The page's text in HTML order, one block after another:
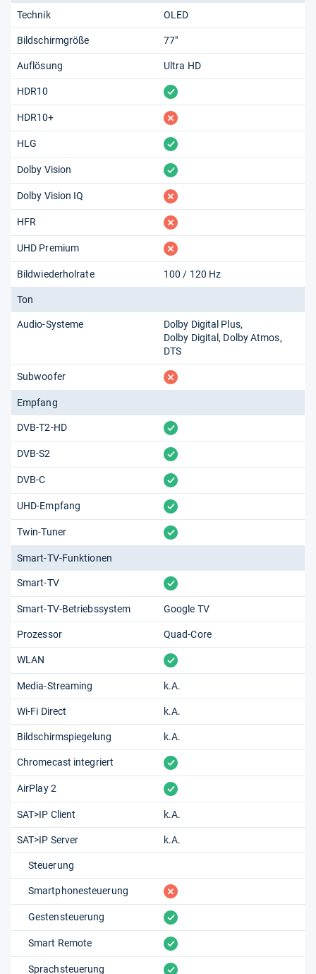
Technik OLED
Bildschirmgröße 77"
Auflösung Ultra HD
HDR10 vorhanden
HDR10+ fehlt
HLG vorhanden
Dolby Vision vorhanden
Dolby Vision IQ fehlt
HFR fehlt
UHD Premium fehlt
Bildwiederholrate 100 / 120 Hz
Ton
Audio-Systeme
Dolby Digital Plus
Dolby Digital
Dolby Atmos
DTS
Subwoofer fehlt
Empfang
DVB-T2-HD vorhanden
DVB-S2 vorhanden
DVB-C vorhanden
UHD-Empfang vorhanden
Twin-Tuner vorhanden
Smart-TV-Funktionen
Smart-TV vorhanden
Smart-TV-Betriebssystem Google TV
Prozessor Quad-Core
WLAN vorhanden
Media-Streaming k.A.
Wi-Fi Direct k.A.
Bildschirmspiegelung k.A.
Chromecast integriert vorhanden
AirPlay 2 vorhanden
SAT>IP Client k.A.
SAT>IP Server k.A.
Steuerung
Smartphonesteuerung fehlt
Gestensteuerung vorhanden
Smart Remote vorhanden
Sprachsteuerung vorhanden